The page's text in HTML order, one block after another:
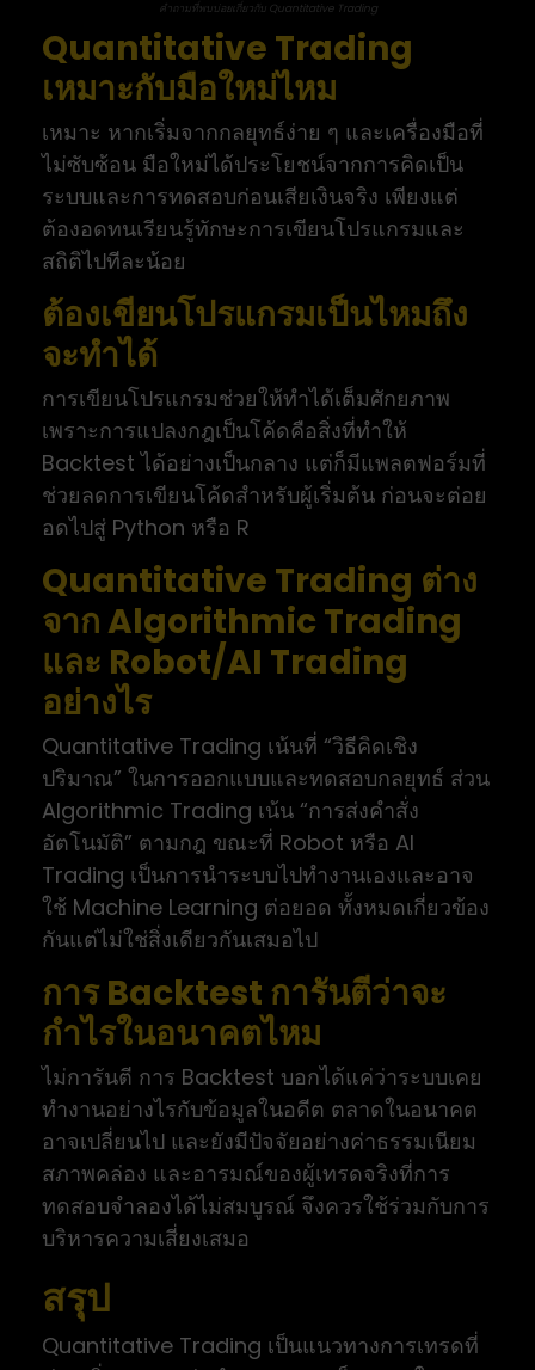
คำถามที่พบบ่อยเกี่ยวกับ Quantitative Trading
Quantitative Trading
เหมาะกับมือใหม่ไหม
เหมาะ หากเริ่มจากกลยุทธ์ง่าย ๆ และเครื่องมือที่
ไม่ซับซ้อน มือใหม่ได้ประโยชน์จากการคิดเป็น
ระบบและการทดสอบก่อนเสียเงินจริง เพียงแต่
ต้องอดทนเรียนรู้ทักษะการเขียนโปรแกรมและ
สถิติไปทีละน้อย
ต้องเขียนโปรแกรมเป็นไหมถึง
จะทำได้
การเขียนโปรแกรมช่วยให้ทำได้เต็มศักยภาพ
เพราะการแปลงกฎเป็นโค้ดคือสิ่งที่ทำให้
Backtest ได้อย่างเป็นกลาง แต่ก็มีแพลตฟอร์มที่
ช่วยลดการเขียนโค้ดสำหรับผู้เริ่มต้น ก่อนจะต่อย
อดไปสู่ Python หรือ R
Quantitative Trading ต่าง
จาก Algorithmic Trading
และ Robot/AI Trading
อย่างไร
Quantitative Trading เน้นที่ “วิธีคิดเชิง
ปริมาณ” ในการออกแบบและทดสอบกลยุทธ์ ส่วน
Algorithmic Trading เน้น “การส่งคำสั่ง
อัตโนมัติ” ตามกฎ ขณะที่ Robot หรือ AI
Trading เป็นการนำระบบไปทำงานเองและอาจ
ใช้ Machine Learning ต่อยอด ทั้งหมดเกี่ยวข้อง
กันแต่ไม่ใช่สิ่งเดียวกันเสมอไป
การ Backtest การันตีว่าจะ
กำไรในอนาคตไหม
ไม่การันตี การ Backtest บอกได้แค่ว่าระบบเคย
ทำงานอย่างไรกับข้อมูลในอดีต ตลาดในอนาคต
อาจเปลี่ยนไป และยังมีปัจจัยอย่างค่าธรรมเนียม
สภาพคล่อง และอารมณ์ของผู้เทรดจริงที่การ
ทดสอบจำลองได้ไม่สมบูรณ์ จึงควรใช้ร่วมกับการ
บริหารความเสี่ยงเสมอ
สรุป
Quantitative Trading เป็นแนวทางการเทรดที่